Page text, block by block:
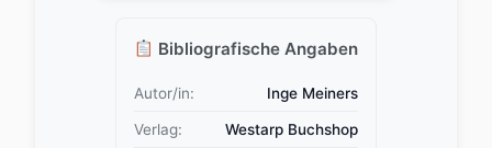
Bibliografische Angaben
Autor/in: Inge Meiners
Verlag: Westarp Buchshop